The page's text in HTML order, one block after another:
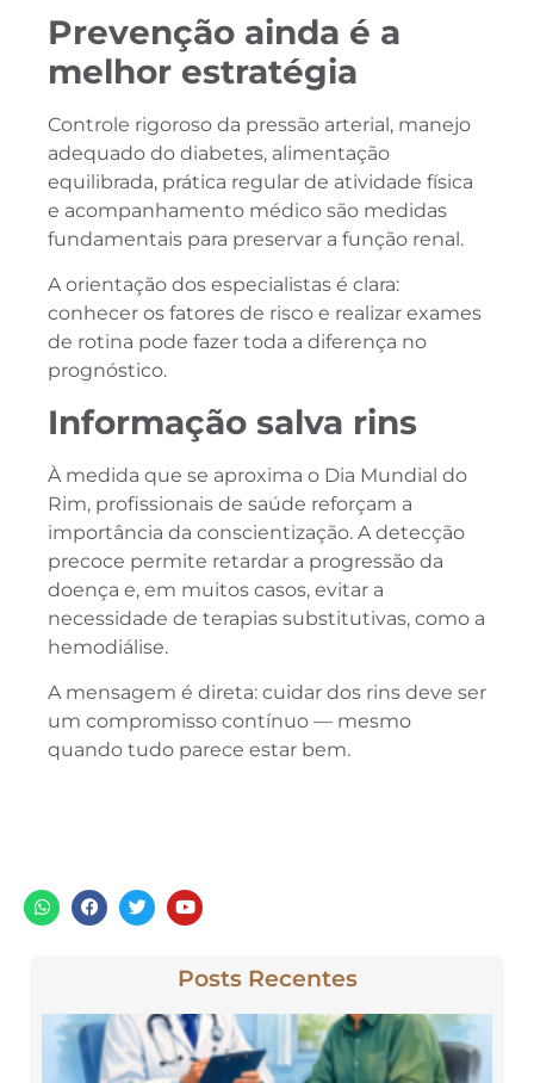
Prevenção ainda é a
melhor estratégia
Controle rigoroso da pressão arterial, manejo
adequado do diabetes, alimentação
equilibrada, prática regular de atividade física
e acompanhamento médico são medidas
fundamentais para preservar a função renal.
A orientação dos especialistas é clara:
conhecer os fatores de risco e realizar exames
de rotina pode fazer toda a diferença no
prognóstico.
Informação salva rins
À medida que se aproxima o Dia Mundial do
Rim, profissionais de saúde reforçam a
importância da conscientização. A detecção
precoce permite retardar a progressão da
doença e, em muitos casos, evitar a
necessidade de terapias substitutivas, como a
hemodiálise.
A mensagem é direta: cuidar dos rins deve ser
um compromisso contínuo — mesmo
quando tudo parece estar bem.
Posts Recentes